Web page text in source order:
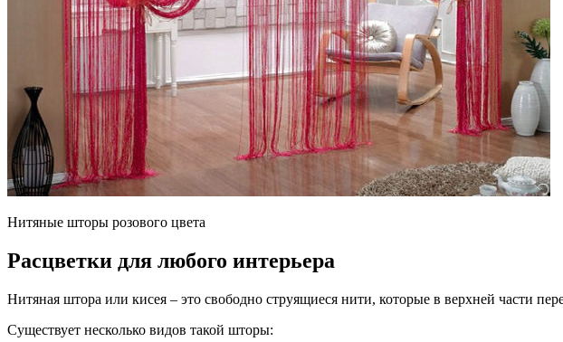
Нитяные шторы розового цвета
Расцветки для любого интерьера
Нитяная штора или кисея – это свободно струящиеся нити, которые в верхней части
Существует несколько видов такой шторы: